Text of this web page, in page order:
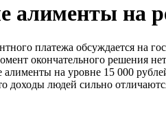
на
платежа обсуждается на
окончательного решения
на уровне 15 000
доходы людей сильно